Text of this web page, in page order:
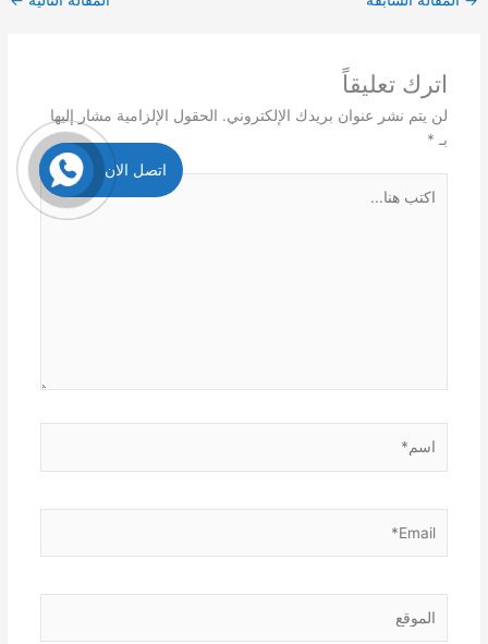
اترك تعليقاً
لن يتم نشر عنوان بريدك الإلكتروني. الحقول الإلزامية مشار إليها
بـ *
هنا...
اتصل الان